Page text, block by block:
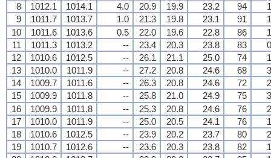
8
1012.1 1014.1 4.0 20.9 19.9 23.2 94
9
1011.7 1013.7 1.0 21.3 19.8 23.1 91
10
1011.6 1013.6 0.5 22.0 19.6 22.8 86
11
1011.3 1013.2 -- 23.4 20.3 23.8 83
12
1010.6 1012.5 -- 26.1 21.1 25.0 74
13
1010.0 1011.9 -- 27.2 20.8 24.6 68
14
1009.7 1011.6 -- 26.3 20.8 24.6 72
15
1009.9 1011.8 -- 25.8 21.0 24.9 75
16
1009.9 1011.8 -- 25.3 20.8 24.6 76
17
1010.0 1011.9 -- 25.0 20.5 24.1 76
18
1010.6 1012.5 -- 23.9 20.2 23.7 80
19
1010.7 1012.6 -- 23.6 20.3 23.8 82